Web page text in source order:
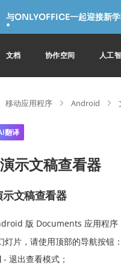
与ONLYOFFICE一起迎接新学
文档 协作空间 人工
移动应用程序 Android
翻译
示文稿查看器
文稿查看器
版 Documents 应用程序
灯片，请使用顶部的导航按钮：
- 退出查看模式；